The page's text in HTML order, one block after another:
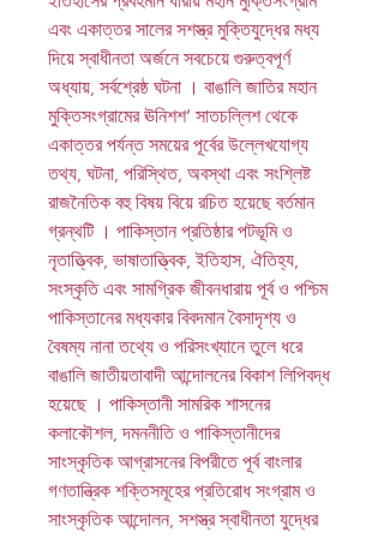
এবং একাত্তর সালের সশস্ত্র মুক্তিযুদ্ধের মধ্য
দিয়ে স্বাধীনতা অর্জনে সবচেয়ে গুরুত্বপূর্ণ
অধ্যায়, সর্বশ্রেষ্ঠ ঘটনা । বাঙালি জাতির মহান
মুক্তিসংগ্রামের ঊনিশশ’ সাতচল্লিশ থেকে
একাত্তর পর্যন্ত সময়ের পূর্বের উল্লেখযোগ্য
তথ্য, ঘটনা, পরিস্থিত, অবস্থা এবং সংশ্লিষ্ট
রাজনৈতিক বহু বিষয় বিয়ে রচিত হয়েছে বর্তমান
গ্রন্থটি । পাকিস্তান প্রতিষ্ঠার পটভূমি ও
নৃতাত্ত্বিক, ভাষাতাত্ত্বিক, ইতিহাস, ঐতিহ্য,
সংস্কৃতি এবং সামগ্রিক জীবনধারায় পূর্ব ও পশ্চিম
পাকিস্তানের মধ্যকার বিবদমান বৈসাদৃশ্য ও
বৈষম্য নানা তথ্যে ও পরিসংখ্যানে তুলে ধরে
বাঙালি জাতীয়তাবাদী আন্দোলনের বিকাশ লিপিবদ্ধ
হয়েছে । পাকিস্তানী সামরিক শাসনের
কলাকৌশল, দমননীতি ও পাকিস্তানীদের
সাংস্কৃতিক আগ্রাসনের বিপরীতে পূর্ব বাংলার
গণতান্ত্রিক শক্তিসমূহের প্রতিরোধ সংগ্রাম ও
সাংস্কৃতিক আন্দোলন, সশস্ত্র স্বাধীনতা যুদ্ধের